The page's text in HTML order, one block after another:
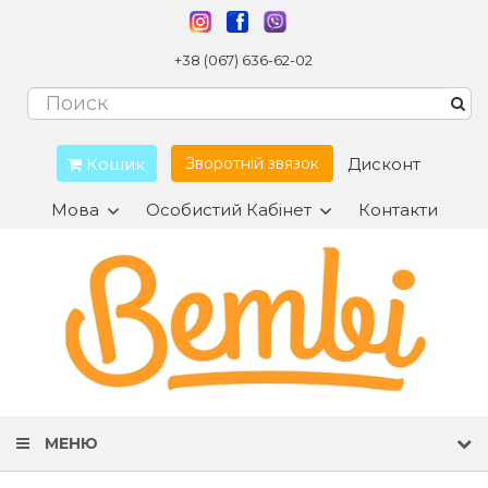
+38 (067) 636-62-02
Кошик Зворотній звязок Дисконт
Мова Особистий Кабінет Контакти
МЕНЮ